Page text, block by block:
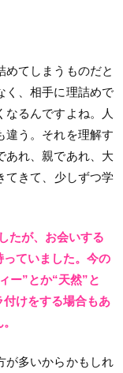
てしまうものだと
く、相手に理詰めで
るんですよね。人
違う。それを理解す
あれ、親であれ、大
てきて、少しずつ学
たが、お会いする
っていました。今の
ー”とか“天然”と
けをする場合もあ
が多いからかもしれ